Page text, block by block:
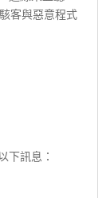
客與惡意程式
下訊息：